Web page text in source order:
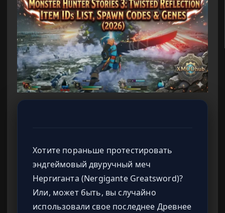
Хотите пораньше протестировать
эндгеймовый двуручный меч
Нергиганта (Nergigante Greatsword)?
Или, может быть, вы случайно
использовали свое последнее Древнее